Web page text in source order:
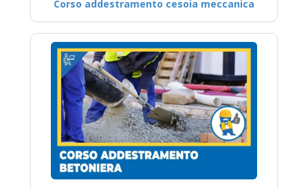
Corso addestramento cesoia meccanica